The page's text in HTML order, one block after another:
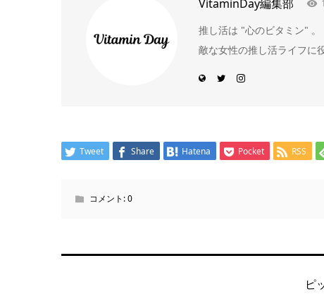
VitaminDay編集部
推し活は "心のビタミン"
敵な女性の推し活ライフに
Tweet Share Hatena Pocket RSS
コメント:0
ピ